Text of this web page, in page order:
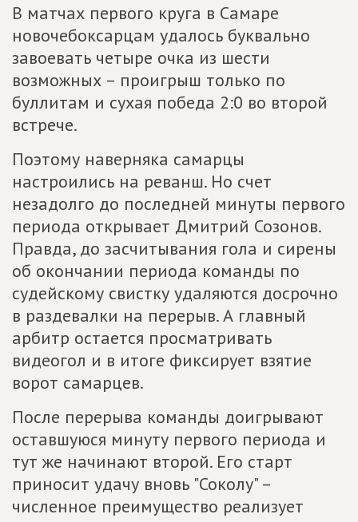
В матчах первого круга в Самаре
новочебоксарцам удалось буквально
завоевать четыре очка из шести
возможных – проигрыш только по
буллитам и сухая победа 2:0 во второй
встрече.
Поэтому наверняка самарцы
настроились на реванш. Но счет
незадолго до последней минуты первого
периода открывает Дмитрий Созонов.
Правда, до засчитывания гола и сирены
об окончании периода команды по
судейскому свистку удаляются досрочно
в раздевалки на перерыв. А главный
арбитр остается просматривать
видеогол и в итоге фиксирует взятие
ворот самарцев.
После перерыва команды доигрывают
оставшуюся минуту первого периода и
тут же начинают второй. Его старт
приносит удачу вновь "Соколу" –
численное преимущество реализует